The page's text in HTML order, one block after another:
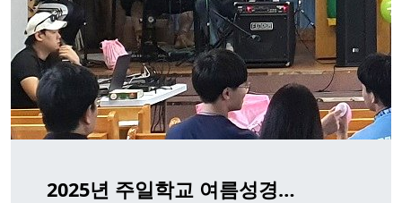
2025년 주일학교 여름성경…